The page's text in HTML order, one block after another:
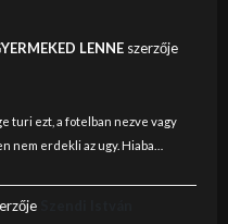
LENNEszerzője
turi ezt, a fotelban nezve vagy
nem erdekli az ugy. Hiaba…